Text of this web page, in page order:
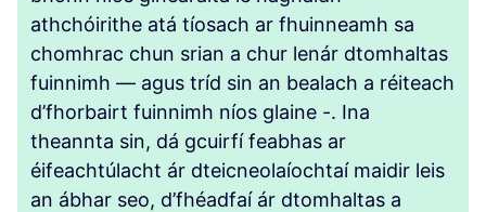
athchóirithe atá tíosach ar fhuinneamh sa
chomhrac chun srian a chur lenár dtomhaltas
fuinnimh — agus tríd sin an bealach a réiteach
d’fhorbairt fuinnimh níos glaine -. Ina
theannta sin, dá gcuirfí feabhas ar
éifeachtúlacht ár dteicneolaíochtaí maidir leis
an ábhar seo, d’fhéadfaí ár dtomhaltas a